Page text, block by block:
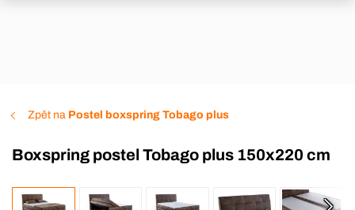
Zpět na Postel boxspring Tobago plus
Boxspring postel Tobago plus 150x220 cm
VÝROBA